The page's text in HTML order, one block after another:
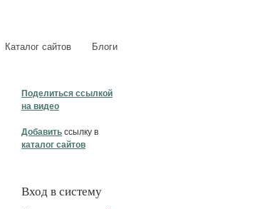
Каталог сайтов Блоги
Поделиться ссылкой
на видео
Добавить ссылку в
каталог сайтов
Вход в систему